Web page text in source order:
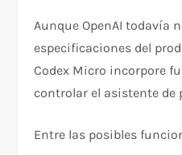
Aunque OpenAI todavía
especificaciones del
Codex Micro incorpore
controlar el asistente
Entre las posibles